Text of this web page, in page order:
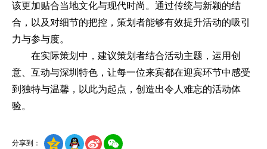
该更加贴合当地文化与现代时尚。通过传统与新颖的结
合，以及对细节的把控，策划者能够有效提升活动的吸引
力与参与度。
在实际策划中，建议策划者结合活动主题，运用创
意、互动与深圳特色，让每一位来宾都在迎宾环节中感受
到独特与温馨，以此为起点，创造出令人难忘的活动体
验。
分享到：